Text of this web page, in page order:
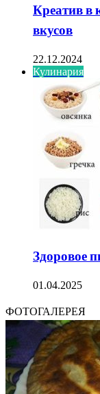
Креатив в
вкусов
22.12.2024
Кулинария
Здоровое
01.04.2025
ФОТОГАЛЕРЕЯ